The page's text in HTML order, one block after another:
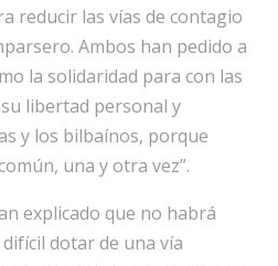
reducir las vías de contagio
Ambos han pedido a
la solidaridad para con las
libertad personal y
y los bilbaínos, porque
una y otra vez”.
explicado que no habrá
dotar de una vía